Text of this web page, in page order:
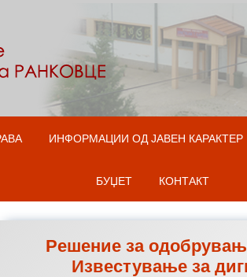
ИНФОРМАЦИИ ОД ЈАВЕН КАРАКТЕР
БУЏЕТ КОНТАКТ
Рeшение за
Известување за